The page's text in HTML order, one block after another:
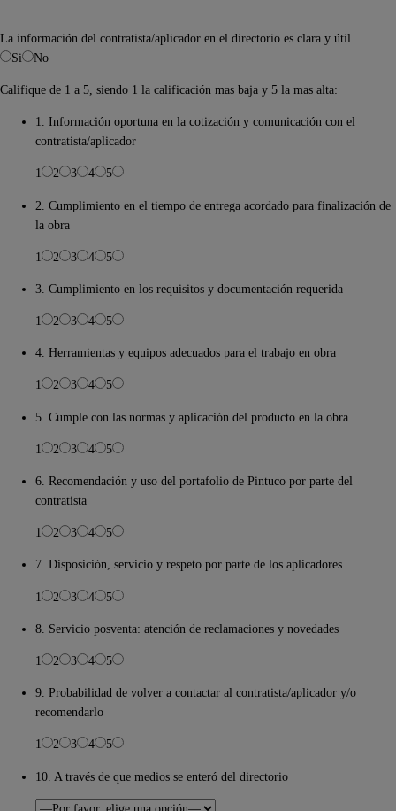
La información del contratista/aplicador en el directorio es clara y útil
Si
No
Califique de 1 a 5, siendo 1 la calificación mas baja y 5 la mas alta:
1. Información oportuna en la cotización y comunicación con el
contratista/aplicador
1 2 3 4 5
2. Cumplimiento en el tiempo de entrega acordado para finalización de
la obra
1 2 3 4 5
3. Cumplimiento en los requisitos y documentación requerida
1 2 3 4 5
4. Herramientas y equipos adecuados para el trabajo en obra
1 2 3 4 5
5. Cumple con las normas y aplicación del producto en la obra
1 2 3 4 5
6. Recomendación y uso del portafolio de Pintuco por parte del
contratista
1 2 3 4 5
7. Disposición, servicio y respeto por parte de los aplicadores
1 2 3 4 5
8. Servicio posventa: atención de reclamaciones y novedades
1 2 3 4 5
9. Probabilidad de volver a contactar al contratista/aplicador y/o
recomendarlo
1 2 3 4 5
10. A través de que medios se enteró del directorio